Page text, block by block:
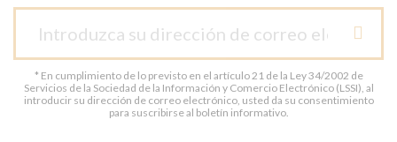
* En cumplimiento de lo previsto en el artículo 21 de la Ley 34/2002 de
Servicios de la Sociedad de la Información y Comercio Electrónico (LSSI), al
introducir su dirección de correo electrónico, usted da su consentimiento
para suscribirse al boletín informativo.